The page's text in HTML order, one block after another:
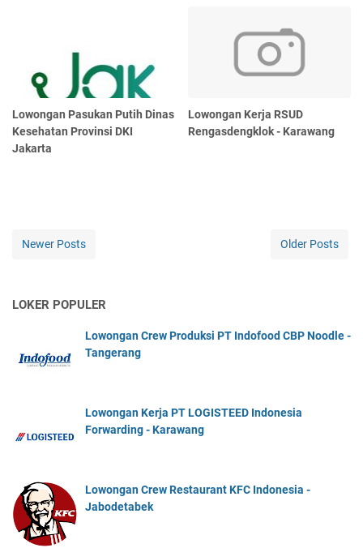
Lowongan Pasukan Putih Dinas
Kesehatan Provinsi DKI
Jakarta
Lowongan Kerja RSUD
Rengasdengklok - Karawang
Newer Posts Older Posts
LOKER POPULER
Lowongan Crew Produksi PT Indofood CBP Noodle -
Tangerang
Lowongan Kerja PT LOGISTEED Indonesia
Forwarding - Karawang
Lowongan Crew Restaurant KFC Indonesia -
Jabodetabek